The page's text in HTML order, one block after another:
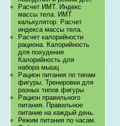
Расчет ИМТ. Индекс
массы тела. ИМТ
калькулятор. Расчет
индекса массы тела.
Расчет калорийности
рациона. Калорийность
для похудения.
Калорийность для
набора мышц
Рацион питания по типам
фигуры. Тренировки для
разных типов фигуры
Рацион правильного
питания. Правильное
питание на каждый день.
Режим питания по часам.